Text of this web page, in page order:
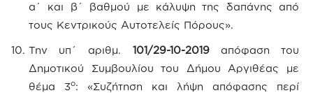
α΄ και β΄ βαθμού με κάλυψη της δαπάνης από
τους Κεντρικούς Αυτοτελείς Πόρους».
Την υπ΄ αριθμ. 101/29-10-2019 απόφαση του
Δημοτικού Συμβουλίου του Δήμου Αργιθέας με
θέμα 3ο: «Συζήτηση και λήψη απόφασης περί